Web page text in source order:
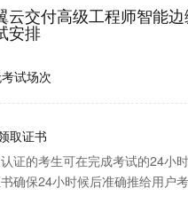
云交付高级工程师智能
安排
试场次
取证书
证的考生可在完成考试的24小
确保24小时候后准确推给用户